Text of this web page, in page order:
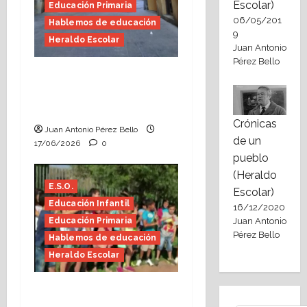
Educación Primaria
Hablemos de educación
Heraldo Escolar
Juan Antonio Pérez Bello
17/06/2026
0
E.S.O.
Educación Infantil
Educación Primaria
Hablemos de educación
Heraldo Escolar
Escolar)
06/05/201
9
Juan Antonio
Pérez Bello
Crónicas
de un
pueblo
(Heraldo
Escolar)
16/12/2020
Juan Antonio
Pérez Bello